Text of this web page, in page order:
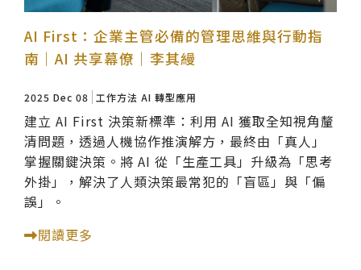
AI First：企業主管必備的管理思維與行動指
南｜AI 共享幕僚｜李其縵
2025 Dec 08 工作方法 AI 轉型應用
建立 AI First 決策新標準：利用 AI 獲取全知視角釐
清問題，透過人機協作推演解方，最終由「真人」
掌握關鍵決策。將 AI 從「生產工具」升級為「思考
外掛」，解決了人類決策最常犯的「盲區」與「偏
誤」。
閱讀更多